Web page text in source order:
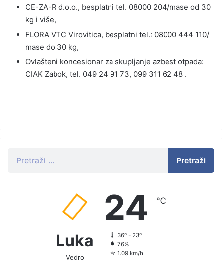
CE-ZA-R d.o.o., besplatni tel. 08000 204/mase od 30
kg i više,
FLORA VTC Virovitica, besplatni tel.: 08000 444 110/
mase do 30 kg,
Ovlašteni koncesionar za skupljanje azbest otpada:
CIAK Zabok, tel. 049 24 91 73, 099 311 62 48 .
Pretraži
Luka
Vedro
24 ℃
36º - 23º
76%
1.09 km/h